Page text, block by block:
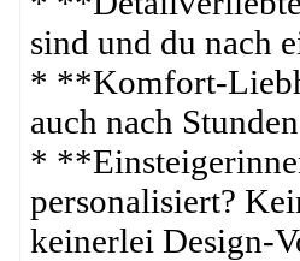
sind und du nach
* **Komfort-
auch nach
*
personalisiert?
keinerlei Design-